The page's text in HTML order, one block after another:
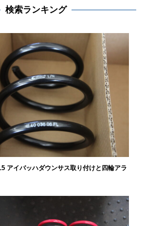
検索ランキング
アイバッハダウンサス取り付けと四輪アラ